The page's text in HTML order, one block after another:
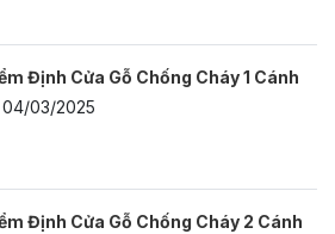
Định Cửa Gỗ Chống Cháy 1 Cánh
04/03/2025
Định Cửa Gỗ Chống Cháy 2 Cánh